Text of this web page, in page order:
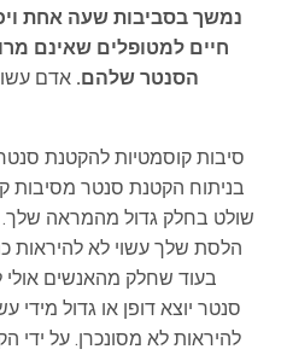
נמשך בסביבות שעה אחת
חיים למטופלים שאינם
הסנטר שלהם. אדם
סיבות קוסמטיות להקטנת
בניתוח הקטנת סנטר מסיבות
שולט בחלק גדול מהמראה שלך.
הלסת שלך עשוי לא להיראות
בעוד שחלק מהאנשים
סנטר יוצא דופן או גדול מידי
להיראות לא מסונכרן. על ידי